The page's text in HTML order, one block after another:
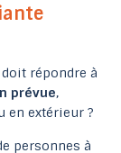
répondre à
prévue,
en extérieur ?
personnes à